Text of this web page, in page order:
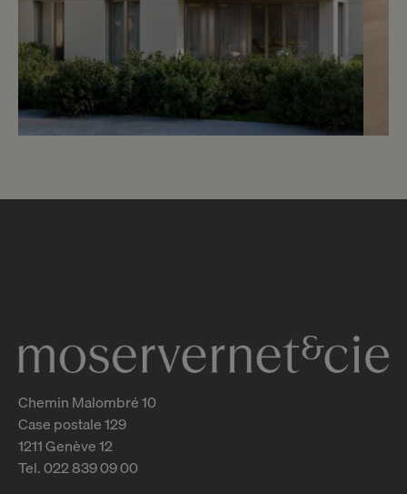
Splendide studio avec jardin
Chemin Malombré 10
Case postale 129
1211 Genève 12
Tel. 022 839 09 00